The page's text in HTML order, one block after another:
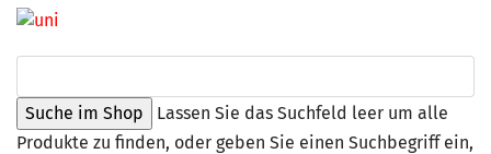
Lassen Sie das Suchfeld leer um alle
Produkte zu finden, oder geben Sie einen Suchbegriff ein,